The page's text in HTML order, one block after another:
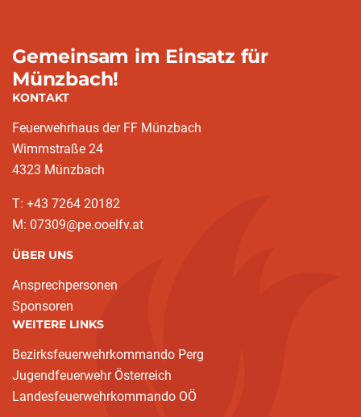
Gemeinsam im Einsatz für
Münzbach!
KONTAKT
Feuerwehrhaus der FF Münzbach
Wimmstraße 24
4323 Münzbach
T: +43 7264 20182
M: 07309@pe.ooelfv.at
ÜBER UNS
Ansprechpersonen
Sponsoren
WEITERE LINKS
Bezirksfeuerwehrkommando Perg
Jugendfeuerwehr Österreich
Landesfeuerwehrkommando OÖ